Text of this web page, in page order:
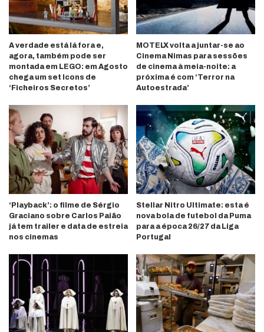
A verdade está lá fora e,
agora, também pode ser
montada em LEGO: em Agosto
chega um set Icons de
‘Ficheiros Secretos’
MOTELX volta a juntar-se ao
Cinema Nimas para sessões
de cinema à meia-noite: a
próxima é com ‘Terror na
Autoestrada’
‘Playback’: o filme de Sérgio
Graciano sobre Carlos Paião
já tem trailer e data de estreia
nos cinemas
Stellar Nitro Ultimate: esta é
nova bola de futebol da Puma
para a época 26/27 da Liga
Portugal